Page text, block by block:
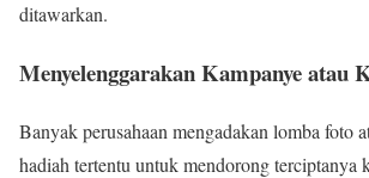
ditawarkan.
Menyelenggarakan Kampanye atau
Banyak perusahaan mengadakan lomba foto
hadiah tertentu untuk mendorong terciptanya